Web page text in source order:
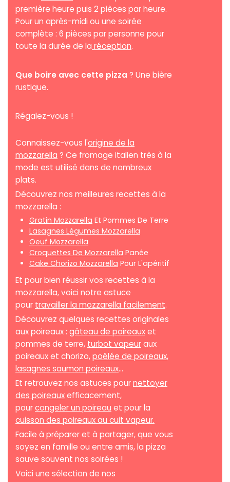
première heure puis 2 pièces par heure.
Pour un après-midi ou une soirée
complète : 6 pièces par personne pour
toute la durée de la réception.
Que boire avec cette pizza ? Une bière
rustique.
Régalez-vous !
Connaissez-vous l'origine de la
mozzarella ? Ce fromage italien très à la
mode est utilisé dans de nombreux
plats.
Découvrez nos meilleures recettes à la
mozzarella :
Gratin Mozzarella Et Pommes De Terre
Lasagnes Légumes Mozzarella
Oeuf Mozzarella
Croquettes De Mozzarella Panée
Cake Chorizo Mozzarella Pour L'apéritif
Et pour bien réussir vos recettes à la
mozzarella, voici notre astuce
pour travailler la mozzarella facilement.
Découvrez quelques recettes originales
aux poireaux : gâteau de poireauxet
pommes de terre, turbot vapeuraux
poireaux et chorizo,poêlée de poireaux,
lasagnes saumon poireaux...
Et retrouvez nos astuces pournettoyer
des poireauxefficacement,
pourcongeler un poireau et pour la
cuisson des poireaux au cuit vapeur.
Facile à préparer et à partager, que vous
soyez en famille ou entre amis, la pizza
sauve souvent nos soirées !
Voici une sélection de nos